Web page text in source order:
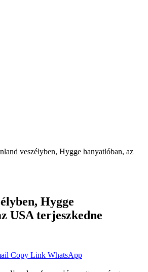
veszélyben, Hygge hanyatlóban, az
Hygge
USA terjeszkedne
Copy Link WhatsApp